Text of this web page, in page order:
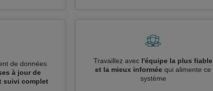
de données
à jour de
suivi complet
Travaillez avec l'équipe la plus fiable
et la mieux informée qui alimente ce
système